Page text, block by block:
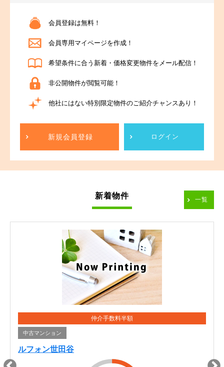
会員登録は無料！
会員専用マイページを作成！
希望条件に合う新着・価格変更物件をメール配信！
非公開物件が閲覧可能！
他社にはない特別限定物件のご紹介チャンスあり！
新規会員登録 ログイン
新着物件 一覧
仲介手数料半額
中古マンション
ルフォン世田谷